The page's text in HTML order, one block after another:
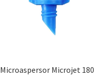
Microaspersor Microjet 180